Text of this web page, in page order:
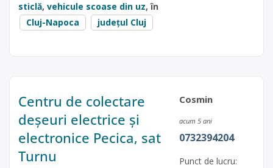
sticlă, vehicule scoase din uz, în
Cluj-Napoca
județul Cluj
Centru de colectare
deșeuri electrice și
electronice Pecica, sat
Turnu
Cosmin
acum 5 ani
0732394204
Punct de lucru: